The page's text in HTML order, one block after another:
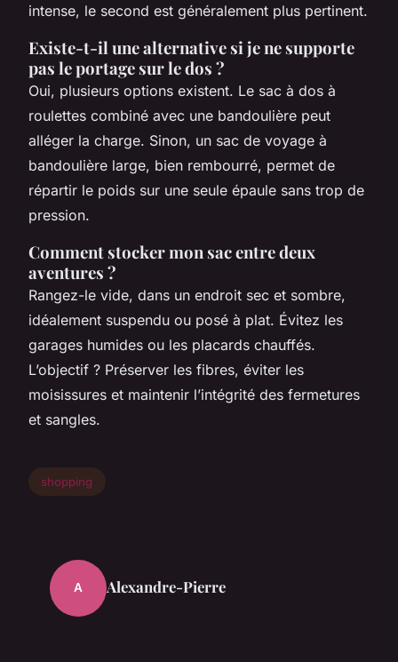
intense, le second est généralement plus pertinent.
Existe-t-il une alternative si je ne supporte
pas le portage sur le dos ?
Oui, plusieurs options existent. Le sac à dos à
roulettes combiné avec une bandoulière peut
alléger la charge. Sinon, un sac de voyage à
bandoulière large, bien rembourré, permet de
répartir le poids sur une seule épaule sans trop de
pression.
Comment stocker mon sac entre deux
aventures ?
Rangez-le vide, dans un endroit sec et sombre,
idéalement suspendu ou posé à plat. Évitez les
garages humides ou les placards chauffés.
L’objectif ? Préserver les fibres, éviter les
moisissures et maintenir l’intégrité des fermetures
et sangles.
shopping
A Alexandre-Pierre